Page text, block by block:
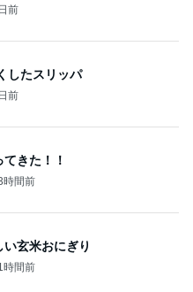
前
したスリッパ
前
きた！！
時間前
玄米おにぎり
時間前